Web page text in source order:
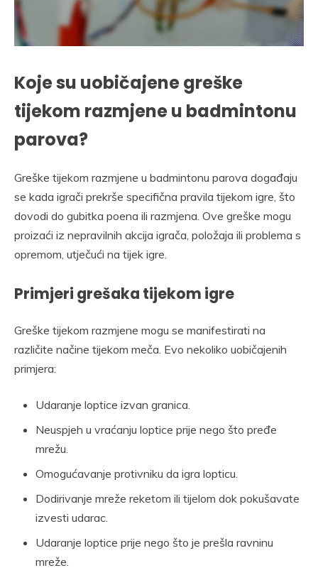
Koje su uobičajene greške
tijekom razmjene u badmintonu
parova?
Greške tijekom razmjene u badmintonu parova događaju
se kada igrači prekrše specifična pravila tijekom igre, što
dovodi do gubitka poena ili razmjena. Ove greške mogu
proizaći iz nepravilnih akcija igrača, položaja ili problema s
opremom, utječući na tijek igre.
Primjeri grešaka tijekom igre
Greške tijekom razmjene mogu se manifestirati na
različite načine tijekom meča. Evo nekoliko uobičajenih
primjera:
Udaranje loptice izvan granica.
Neuspjeh u vraćanju loptice prije nego što pređe
mrežu.
Omogućavanje protivniku da igra lopticu.
Dodirivanje mreže reketom ili tijelom dok pokušavate
izvesti udarac.
Udaranje loptice prije nego što je prešla ravninu
mreže.